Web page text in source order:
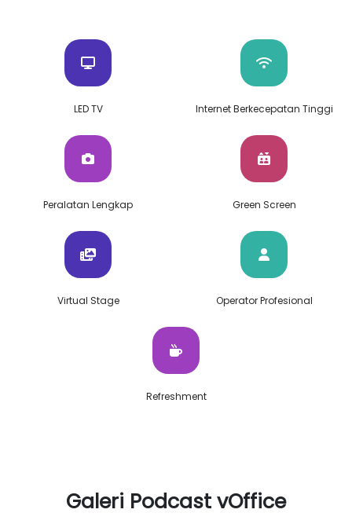
LED TV Internet Berkecepatan Tinggi
Peralatan Lengkap Green Screen
Virtual Stage Operator Profesional
Refreshment
Galeri Podcast vOffice